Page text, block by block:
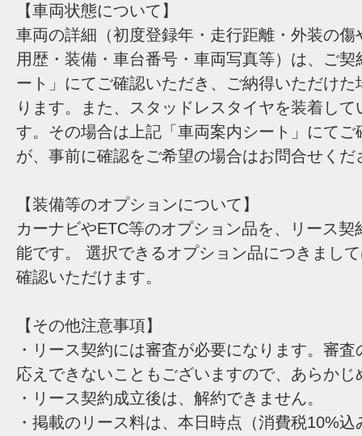
【車両状態について】
車両の詳細（初度登録年・走行距離・外装の傷
用歴・装備・車台番号・車両写真等）は、ご
ート」にてご確認いただき、ご納得いただけ
ります。また、スタッドレスタイヤを装着し
す。その場合は上記「車両案内シート」にてご
が、事前に確認をご希望の場合はお問合せくだ
【装備等のオプションについて】
カーナビやETC等のオプション品を、リース契
能です。 選択できるオプション品につきまし
確認いただけます。
【その他注意事項】
・リース契約には審査が必要になります。審
応えできないこともございますので、あらか
・リース契約成立後は、解約できません。
・掲載のリース料は、本日時点（消費税10%